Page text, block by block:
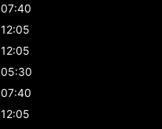
07:40
12:05
12:05
05:30
07:40
12:05